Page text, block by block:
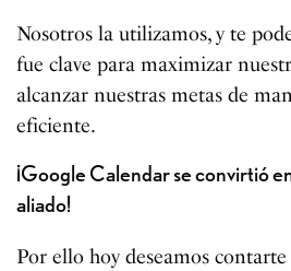
Nosotros la utilizamos, y te
fue clave para maximizar
alcanzar nuestras metas de
eficiente.
¡Google Calendar se convirtió
aliado!
Por ello hoy deseamos